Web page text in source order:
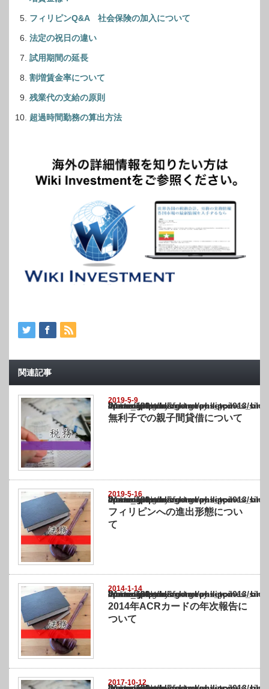
フィリピンQ&A 社会保険の加入について
法定の祝日の違い
試用期間の延長
割増賃金率について
残業代の支給の原則
超過時間勤務の算出方法
関連記事
2019-5-9
Warning
: Undefined array key "show_category" in
/home/netst/kuno-cpa.co.jp/public_html/philippines_blog/wp-content/themes/
on line183
無利子での親子間貸借について
2019-5-16
Warning
: Undefined array key "show_category" in
/home/netst/kuno-cpa.co.jp/public_html/philippines_blog/wp-content/themes/
on line183
フィリピンへの進出形態につい
て
2014-1-14
Warning
: Undefined array key "show_category" in
/home/netst/kuno-cpa.co.jp/public_html/philippines_blog/wp-content/themes/
on line183
2014年ACRカードの年次報告に
ついて
2017-10-12